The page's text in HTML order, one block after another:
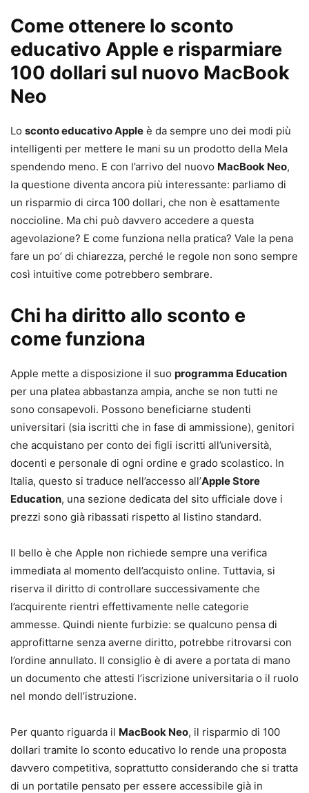
Come ottenere lo sconto
educativo Apple e risparmiare
100 dollari sul nuovo MacBook
Neo
Lo sconto educativo Apple è da sempre uno dei modi più
intelligenti per mettere le mani su un prodotto della Mela
spendendo meno. E con l’arrivo del nuovo MacBook Neo,
la questione diventa ancora più interessante: parliamo di
un risparmio di circa 100 dollari, che non è esattamente
noccioline. Ma chi può davvero accedere a questa
agevolazione? E come funziona nella pratica? Vale la pena
fare un po’ di chiarezza, perché le regole non sono sempre
così intuitive come potrebbero sembrare.
Chi ha diritto allo sconto e
come funziona
Apple mette a disposizione il suo programma Education
per una platea abbastanza ampia, anche se non tutti ne
sono consapevoli. Possono beneficiarne studenti
universitari (sia iscritti che in fase di ammissione), genitori
che acquistano per conto dei figli iscritti all’università,
docenti e personale di ogni ordine e grado scolastico. In
Italia, questo si traduce nell’accesso all’Apple Store
Education, una sezione dedicata del sito ufficiale dove i
prezzi sono già ribassati rispetto al listino standard.
Il bello è che Apple non richiede sempre una verifica
immediata al momento dell’acquisto online. Tuttavia, si
riserva il diritto di controllare successivamente che
l’acquirente rientri effettivamente nelle categorie
ammesse. Quindi niente furbizie: se qualcuno pensa di
approfittarne senza averne diritto, potrebbe ritrovarsi con
l’ordine annullato. Il consiglio è di avere a portata di mano
un documento che attesti l’iscrizione universitaria o il ruolo
nel mondo dell’istruzione.
Per quanto riguarda il MacBook Neo, il risparmio di 100
dollari tramite lo sconto educativo lo rende una proposta
davvero competitiva, soprattutto considerando che si tratta
di un portatile pensato per essere accessibile già in